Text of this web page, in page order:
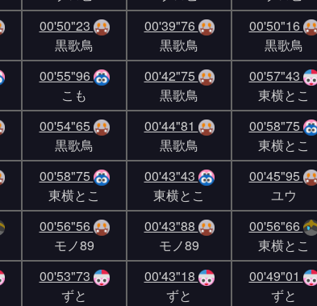
00'50"23
黒歌鳥
00'39"76
黒歌鳥
00'50"16
黒歌鳥
00'55"96
こも
00'42"75
黒歌鳥
00'57"43
東横とこ
00'54"65
黒歌鳥
00'44"81
黒歌鳥
00'58"75
東横とこ
00'58"75
東横とこ
00'43"43
東横とこ
00'45"95
ユウ
00'56"56
モノ89
00'43"88
モノ89
00'56"66
東横とこ
00'53"73
ずと
00'43"18
ずと
00'49"01
ずと